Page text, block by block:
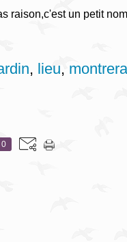
raison,c'est un petit
, lieu,
0